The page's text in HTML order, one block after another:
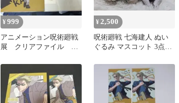
¥999
アニメーション呪術廻戦
展 クリアファイル 七
¥ 2,500
呪術廻戦 七海建人 ぬい
ぐるみ マスコット 3点セ